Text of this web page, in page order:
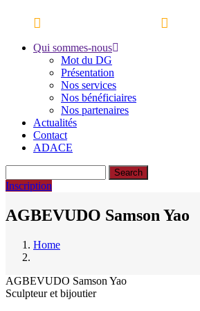
content
Main
navigation
Qui sommes-nous
Mot du DG
Présentation
Nos services
Nos bénéficiaires
Nos partenaires
Actualités
Contact
ADACE
Inscription
AGBEVUDO Samson Yao
Breadcrumb
Home
AGBEVUDO Samson Yao
Sculpteur et bijoutier